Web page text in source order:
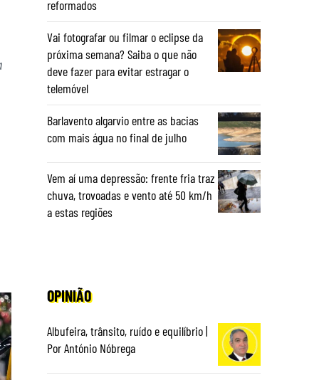
reformados
Vai fotografar ou filmar o eclipse da
próxima semana? Saiba o que não
deve fazer para evitar estragar o
telemóvel
Barlavento algarvio entre as bacias
com mais água no final de julho
Vem aí uma depressão: frente fria traz
chuva, trovoadas e vento até 50 km/h
a estas regiões
OPINIÃO
Albufeira, trânsito, ruído e equilíbrio |
Por António Nóbrega